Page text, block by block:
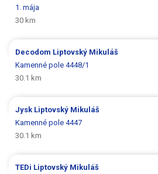
1. mája
30 km
Decodom Liptovský Mikuláš
Kamenné pole 4448/1
30.1 km
Jysk Liptovský Mikuláš
Kamenné pole 4447
30.1 km
TEDi Liptovský Mikuláš